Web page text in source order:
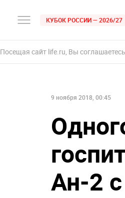
КУБОК РОССИИ — 2026/27
Посещая сайт life.ru, Вы
9 ноября 2018, 00:45
Ан-2